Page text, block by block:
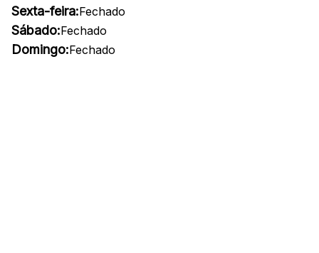
Sexta-feira:Fechado
Sábado:Fechado
Domingo:Fechado